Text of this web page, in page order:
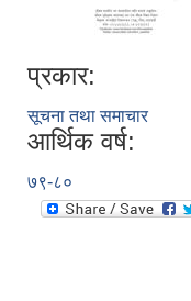
प्रकार:
सूचना तथा समाचार
आर्थिक वर्ष:
७९-८०